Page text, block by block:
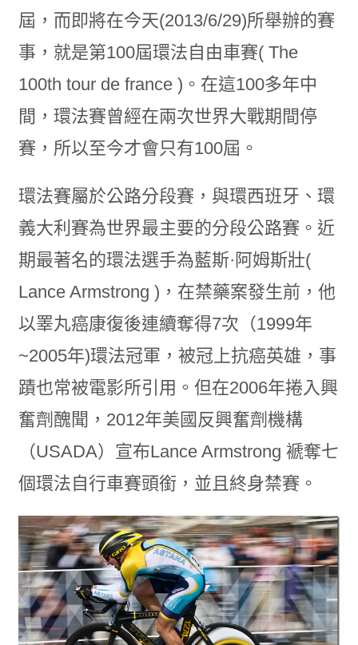
屆，而即將在今天(2013/6/29)所舉辦的賽
事，就是第100屆環法自由車賽( The
100th tour de france )。在這100多年中
間，環法賽曾經在兩次世界大戰期間停
賽，所以至今才會只有100屆。
環法賽屬於公路分段賽，與環西班牙、環
義大利賽為世界最主要的分段公路賽。近
期最著名的環法選手為藍斯·阿姆斯壯(
Lance Armstrong )，在禁藥案發生前，他
以睪丸癌康復後連續奪得7次（1999年
~2005年)環法冠軍，被冠上抗癌英雄，事
蹟也常被電影所引用。但在2006年捲入興
奮劑醜聞，2012年美國反興奮劑機構
（USADA）宣布Lance Armstrong 褫奪七
個環法自行車賽頭銜，並且終身禁賽。